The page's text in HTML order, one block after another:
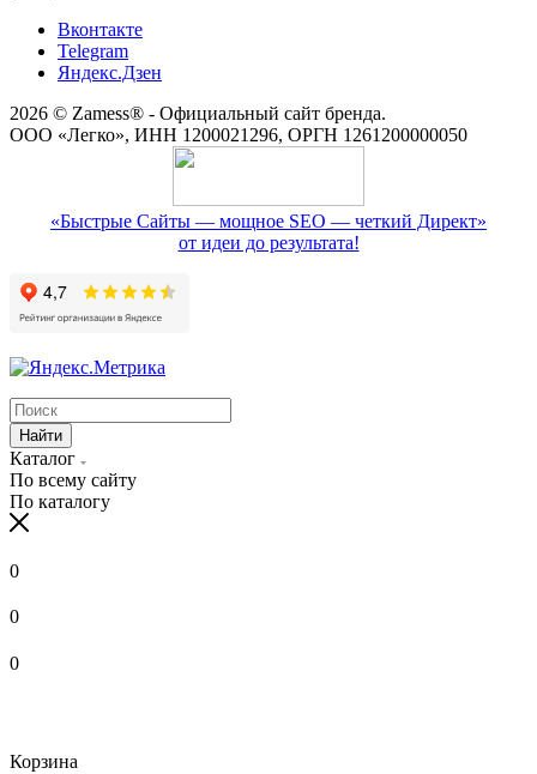
Вконтакте
Telegram
Яндекс.Дзен
2026 © Zamess® - Официальный сайт бренда.
ООО «Легко», ИНН 1200021296, ОРГН 1261200000050
«Быстрые Сайты — мощное SEO — четкий Директ»
от идеи до результата!
Найти
Каталог
По всему сайту
По каталогу
0
0
0
Корзина